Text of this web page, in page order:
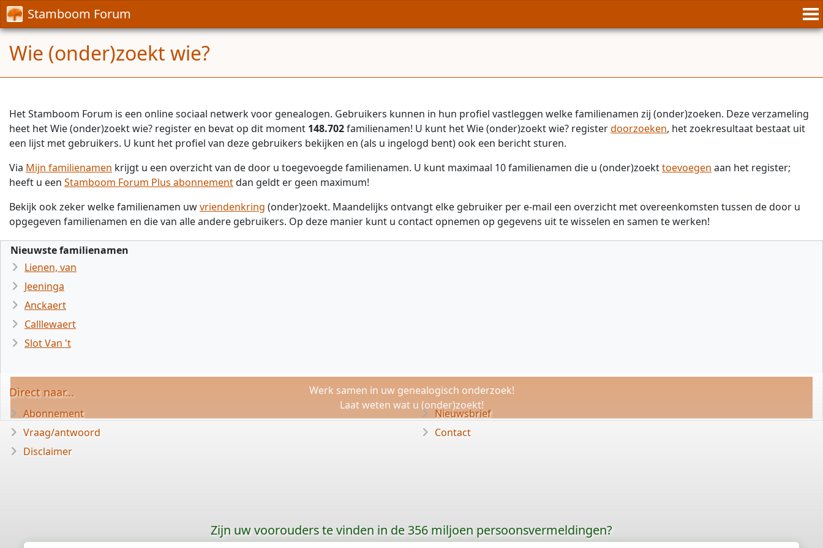
Stamboom Forum
Wie (onder)zoekt wie?
Het Stamboom Forum is een online sociaal netwerk voor genealogen. Gebruikers kunnen in hun profiel vastleggen welke familienamen zij (onder)zoeken. Deze verzameling
heet het Wie (onder)zoekt wie? register en bevat op dit moment 148.702familienamen! U kunt het Wie (onder)zoekt wie? registerdoorzoeken, het zoekresultaat bestaat uit
een lijst met gebruikers. U kunt het profiel van deze gebruikers bekijken en (als u ingelogd bent) ook een bericht sturen.
Via Mijn familienamen krijgt u een overzicht van de door u toegevoegde familienamen. U kunt maximaal 10 familienamen die u (onder)zoekttoevoegen aan het register;
heeft u een Stamboom Forum Plus abonnementdan geldt er geen maximum!
Bekijk ook zeker welke familienamen uwvriendenkring (onder)zoekt. Maandelijks ontvangt elke gebruiker per e-mail een overzicht met overeenkomsten tussen de door u
opgegeven familienamen en die van alle andere gebruikers. Op deze manier kunt u contact opnemen op gegevens uit te wisselen en samen te werken!
Nieuwste familienamen
Lienen, van
Jeeninga
Anckaert
Calllewaert
Slot Van 't
Werk samen in uw genealogisch onderzoek!
Laat weten wat u (onder)zoekt!
Direct naar...
Abonnement
Vraag/antwoord
Disclaimer
Nieuwsbrief
Contact
Zijn uw voorouders te vinden in de 356 miljoen persoonsvermeldingen?